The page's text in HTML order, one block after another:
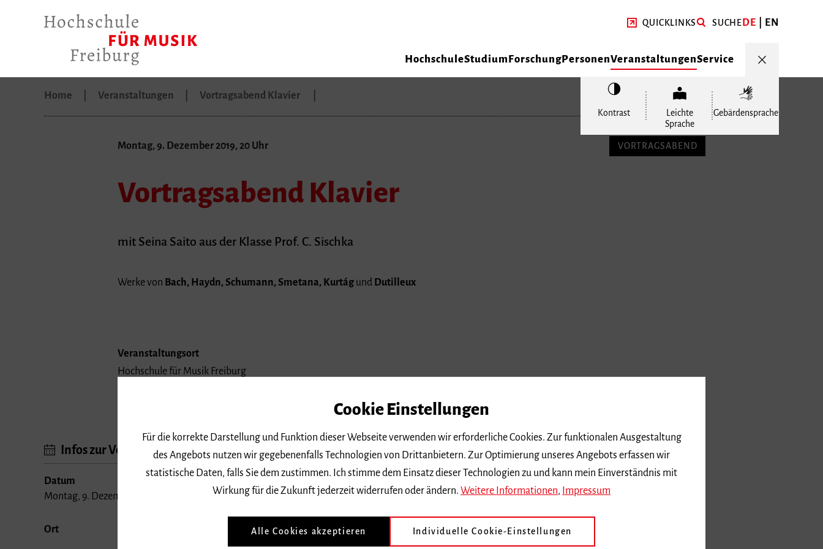
QUICKLINKS SUCHEDE EN
HochschuleStudiumForschungPersonenVeranstaltungenService
Kontrast
Leichte
Sprache
Gebärdensprache
Home Veranstaltungen Vortragsabend Klavier
Montag, 9. Dezember 2019, 20 Uhr VORTRAGSABEND
Vortragsabend Klavier
mit Seina Saito aus der Klasse Prof. C. Sischka
Werke von Bach, Haydn, Schumann, Smetana, Kurtág und Dutilleux
Veranstaltungsort
Hochschule für Musik Freiburg
Infos zur Veranstaltung
Datum
Montag, 9. Dezember 2019, 20 Uhr
Ort
Cookie Einstellungen
Für die korrekte Darstellung und Funktion dieser Webseite verwenden wir erforderliche Cookies. Zur funktionalen Ausgestaltung
des Angebots nutzen wir gegebenenfalls Technologien von Drittanbietern. Zur Optimierung unseres Angebots erfassen wir
statistische Daten, falls Sie dem zustimmen. Ich stimme dem Einsatz dieser Technologien zu und kann mein Einverständnis mit
Wirkung für die Zukunft jederzeit widerrufen oder ändern. Weitere Informationen Impressum
Alle Cookies akzeptieren Individuelle Cookie-Einstellungen